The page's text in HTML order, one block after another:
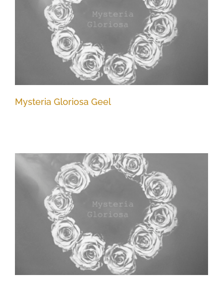
Mysteria Gloriosa Geel
Mysteria Gloriosa Geel
Mysteria Gloriosa